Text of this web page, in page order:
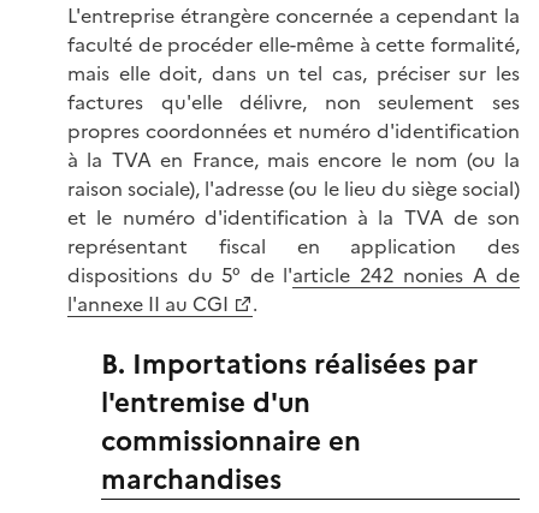
L'entreprise étrangère concernée a cependant la
faculté de procéder elle-même à cette formalité,
mais elle doit, dans un tel cas, préciser sur les
factures qu'elle délivre, non seulement ses
propres coordonnées et numéro d'identification
à la TVA en France, mais encore le nom (ou la
raison sociale), l'adresse (ou le lieu du siège social)
et le numéro d'identification à la TVA de son
représentant fiscal en application des
dispositions du 5° de l'article 242 nonies A de
l'annexe II au CGI
.
B. Importations réalisées par
l'entremise d'un
commissionnaire en
marchandises